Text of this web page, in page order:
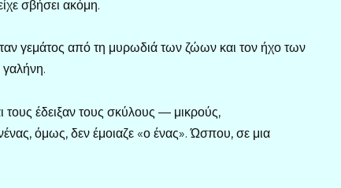
σβήσει ακόμη.
γεμάτος από τη μυρωδιά των ζώων και τον ήχο των
τους έδειξαν τους σκύλους — μικρούς,
όμως, δεν έμοιαζε «ο ένας». Ώσπου, σε μια